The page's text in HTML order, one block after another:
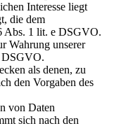
Interesse liegt
die dem
Abs. 1 lit. e DSGVO.
Wahrung unserer
DSGVO.
als denen, zu
den Vorgaben des
von Daten
sich nach den